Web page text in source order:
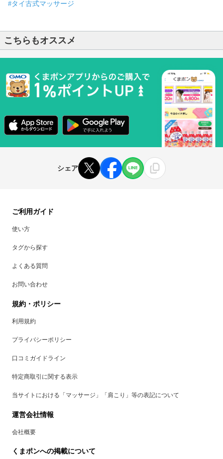
#タイ古式マッサージ
こちらもオススメ
シェア
ご利用ガイド
使い方
タグから探す
よくある質問
お問い合わせ
規約・ポリシー
利用規約
プライバシーポリシー
口コミガイドライン
特定商取引に関する表示
当サイトにおける「マッサージ」「肩こり」等の表記について
運営会社情報
会社概要
くまポンへの掲載について